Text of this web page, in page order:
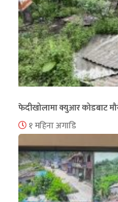
फेदीखोलामा क्युआर कोडबाट
१ महिना अगाडि